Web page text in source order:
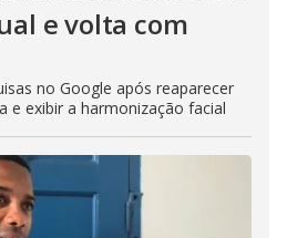
e volta com
no Google após reaparecer
e exibir a harmonização facial